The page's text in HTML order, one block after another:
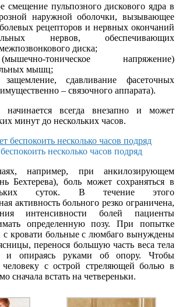
смещение пульпозного дискового ядра в
наружной оболочки, вызывающее
рецепторов и нервных окончаний
нервов, обеспечивающих
диска;
тоническое напряжение)
мышц;
защемление, сдавливание фасеточных
– связочного аппарата).
всегда внезапно и может
минут до нескольких часов.
несколько часов подряд
например, при анкилозирующем
Бехтерева), боль может сохраняться в
суток. В течение этого
активность больного резко ограничена,
интенсивности болей пациенты
определенную позу. При попытке
с кровати больные с люмбаго вынуждены
перенося большую часть веса тела
и опираясь руками об опору. Чтобы
человеку с острой стреляющей болью в
сначала встать на четвереньки.